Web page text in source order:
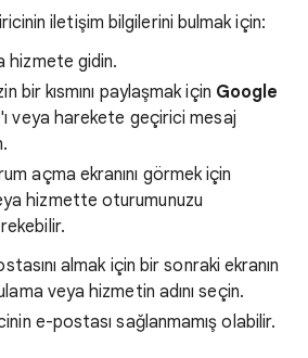
iletişim bilgilerini bulmak için:
hizmete gidin.
bir kısmını paylaşmak için Google
'ı veya harekete geçirici mesaj
açma ekranını görmek için
hizmette oturumunuzu
almak için bir sonraki ekranın
veya hizmetin adını seçin.
e-postası sağlanmamış olabilir.